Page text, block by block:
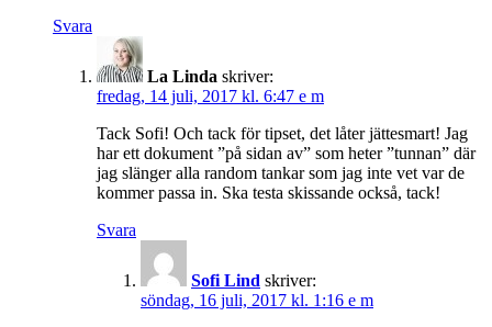
Svara
La Linda skriver:
fredag, 14 juli, 2017 kl. 6:47 e m
Tack Sofi! Och tack för tipset, det låter jättesmart! Jag
har ett dokument ”på sidan av” som heter ”tunnan” där
jag slänger alla random tankar som jag inte vet var de
kommer passa in. Ska testa skissande också, tack!
Svara
Sofi Lind skriver:
söndag, 16 juli, 2017 kl. 1:16 e m